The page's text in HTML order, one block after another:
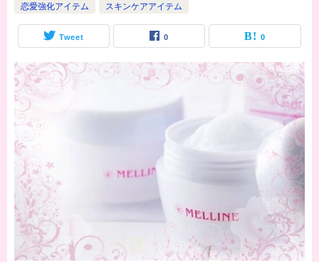
恋愛強化アイテム
スキンケアアイテム
Tweet 0 0